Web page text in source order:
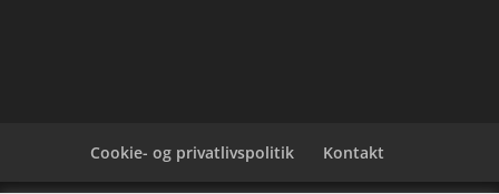
Cookie- og privatlivspolitik Kontakt